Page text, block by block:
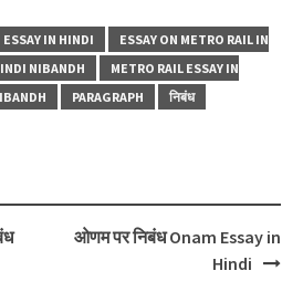
ESSAY IN HINDI
ESSAY ON METRO RAIL IN
NIBANDH
METRO RAIL ESSAY IN
PARAGRAPH निबंध
ओणम पर निबंध Onam Essay in
Hindi